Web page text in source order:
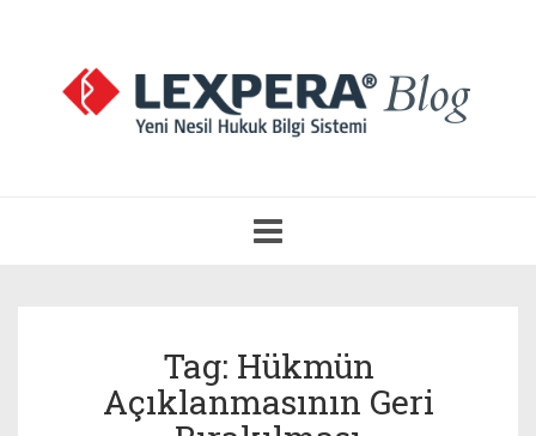
Aç
Tag: Hükmün
Açıklanmasının Geri